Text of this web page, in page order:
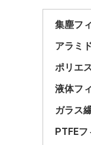
集塵フ
アラミ
ポリエ
液体フ
ガラス
PTFE